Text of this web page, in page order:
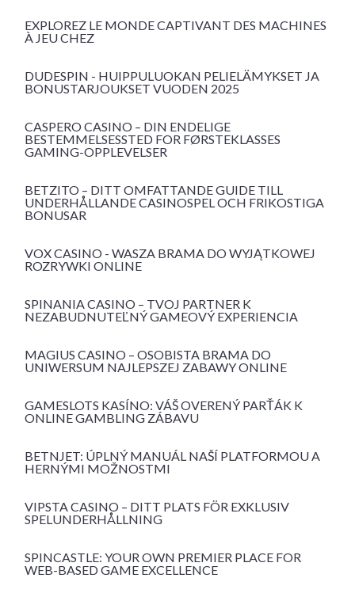
EXPLOREZ LE MONDE CAPTIVANT DES MACHINES
À JEU CHEZ
DUDESPIN - HUIPPULUOKAN PELIELÄMYKSET JA
BONUSTARJOUKSET VUODEN 2025
CASPERO CASINO – DIN ENDELIGE
BESTEMMELSESSTED FOR FØRSTEKLASSES
GAMING-OPPLEVELSER
BETZITO – DITT OMFATTANDE GUIDE TILL
UNDERHÅLLANDE CASINOSPEL OCH FRIKOSTIGA
BONUSAR
VOX CASINO - WASZA BRAMA DO WYJĄTKOWEJ
ROZRYWKI ONLINE
SPINANIA CASINO – TVOJ PARTNER K
NEZABUDNUTEĽNÝ GAMEOVÝ EXPERIENCIA
MAGIUS CASINO – OSOBISTA BRAMA DO
UNIWERSUM NAJLEPSZEJ ZABAWY ONLINE
GAMESLOTS KASÍNO: VÁŠ OVERENÝ PARŤÁK K
ONLINE GAMBLING ZÁBAVU
BETNJET: ÚPLNÝ MANUÁL NAŠÍ PLATFORMOU A
HERNÝMI MOŽNOSTMI
VIPSTA CASINO – DITT PLATS FÖR EXKLUSIV
SPELUNDERHÅLLNING
SPINCASTLE: YOUR OWN PREMIER PLACE FOR
WEB-BASED GAME EXCELLENCE